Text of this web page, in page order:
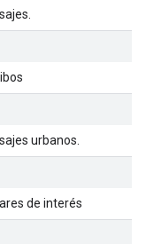
urbanos.
de interés